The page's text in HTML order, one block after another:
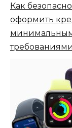
Как безопасно
оформить